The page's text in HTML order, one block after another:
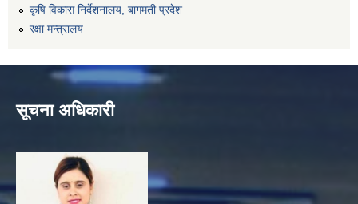
कृषि विकास निर्देशनालय, बागमती प्रदेश
रक्षा मन्त्रालय
सूचना अधिकारी